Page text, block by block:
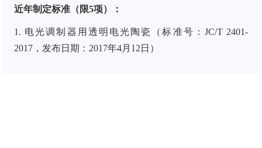
近年制定标准（限5项）：
1. 电光调制器用透明电光陶瓷（标准号： JC/T 2401-
2017 ，发布日期： 2017年4月 12 日）